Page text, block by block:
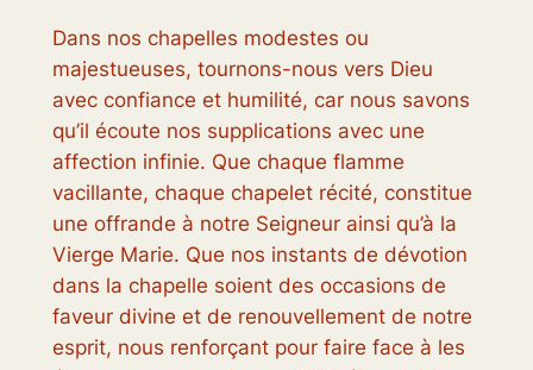
Dans nos chapelles modestes ou
majestueuses, tournons-nous vers Dieu
avec confiance et humilité, car nous savons
qu’il écoute nos supplications avec une
affection infinie. Que chaque flamme
vacillante, chaque chapelet récité, constitue
une offrande à notre Seigneur ainsi qu’à la
Vierge Marie. Que nos instants de dévotion
dans la chapelle soient des occasions de
faveur divine et de renouvellement de notre
esprit, nous renforçant pour faire face à les